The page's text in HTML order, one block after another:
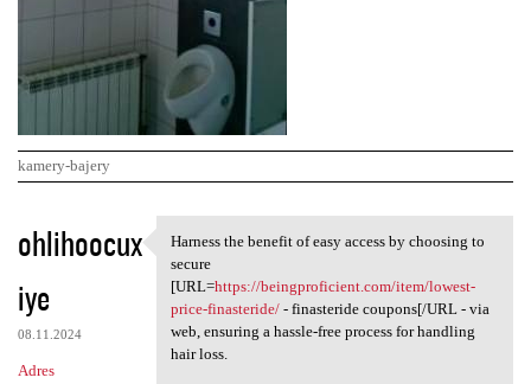
kamery-bajery
K
o
m
e
n
ohlihoocux
iye
08.11.2024
Adres
Harness the benefit of easy
Harness the benefit of easy access by choosing to
secure
[URL=https://beingproficient.com/item/lowest-
price-finasteride/- finasteride coupons[/URL - via
web, ensuring a hassle-free process for handling
hair loss.